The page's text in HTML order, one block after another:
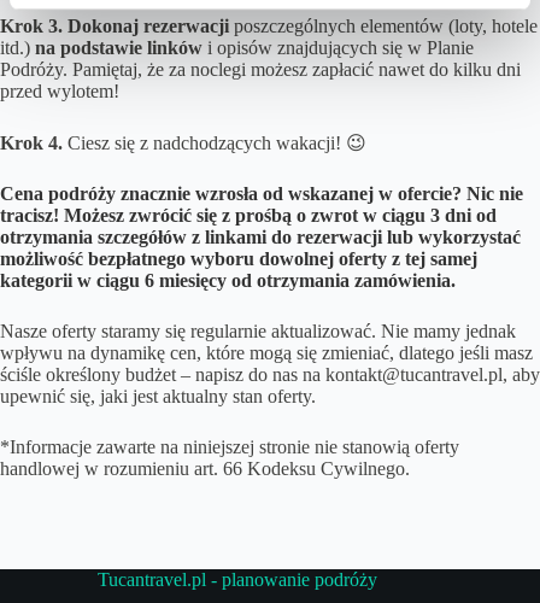
Krok 3. Dokonaj rezerwacji poszczególnych elementów (loty, hotele
itd.) na podstawie linków i opisów znajdujących się w Planie
Podróży. Pamiętaj, że za noclegi możesz zapłacić nawet do kilku dni
przed wylotem!
Krok 4. Ciesz się z nadchodzących wakacji! 😉
Cena podróży znacznie wzrosła od wskazanej w ofercie? Nic nie
tracisz! Możesz zwrócić się z prośbą o zwrot w ciągu 3 dni od
otrzymania szczegółów z linkami do rezerwacji lub wykorzystać
możliwość bezpłatnego wyboru dowolnej oferty z tej samej
kategorii w ciągu 6 miesięcy od otrzymania zamówienia.
Nasze oferty staramy się regularnie aktualizować. Nie mamy jednak
wpływu na dynamikę cen, które mogą się zmieniać, dlatego jeśli masz
ściśle określony budżet – napisz do nas na kontakt@tucantravel.pl, aby
upewnić się, jaki jest aktualny stan oferty.
*Informacje zawarte na niniejszej stronie nie stanowią oferty
handlowej w rozumieniu art. 66 Kodeksu Cywilnego.
Tucantravel.pl - planowanie podróży